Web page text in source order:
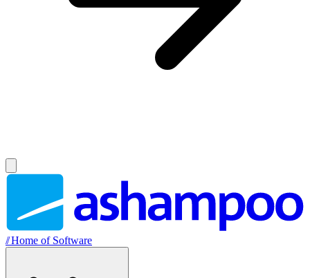
//Home of Software